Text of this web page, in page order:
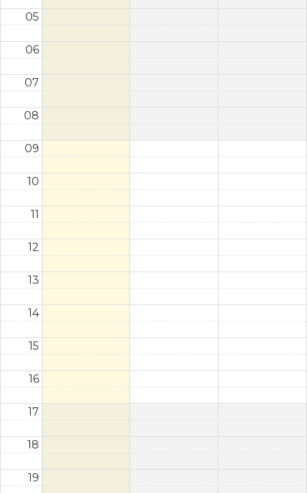
05
06
07
08
09
10
11
12
13
14
15
16
17
18
19